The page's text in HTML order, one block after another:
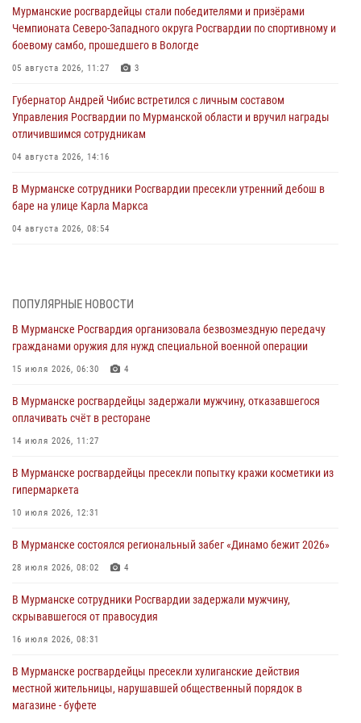
Мурманские росгвардейцы стали победителями и призёрами
Чемпионата Северо-Западного округа Росгвардии по спортивному и
боевому самбо, прошедшего в Вологде
05 августа 2026, 11:27 3
Губернатор Андрей Чибис встретился с личным составом
Управления Росгвардии по Мурманской области и вручил награды
отличившимся сотрудникам
04 августа 2026, 14:16
В Мурманске сотрудники Росгвардии пресекли утренний дебош в
баре на улице Карла Маркса
04 августа 2026, 08:54
03 августа 2026, 12:23 4
Сотрудники вневедомственной охраны Росгвардии пресекли
хулиганские действия дебошира на автозаправочной станции
города Кандалакши
Сотрудники Росгвардии провели инструктаж по
антитеррористической защищенности для членов избирательных
31 июля 2026, 08:48 3
Сотрудники Росгвардии задержали мужчину, не оплатившего счет в
30 июля 2026, 14:09
тактическое занятие совместно с МЧС России
30 июля 2026, 14:05
ПОПУЛЯРНЫЕ НОВОСТИ
В Мурманске Росгвардия организовала безвозмездную передачу
гражданами оружия для нужд специальной военной операции
15 июля 2026, 06:30 4
В Мурманске росгвардейцы задержали мужчину, отказавшегося
оплачивать счёт в ресторане
14 июля 2026, 11:27
В Мурманске росгвардейцы пресекли попытку кражи косметики из
гипермаркета
10 июля 2026, 12:31
В Мурманске состоялся региональный забег «Динамо бежит 2026»
28 июля 2026, 08:02 4
В Мурманске сотрудники Росгвардии задержали мужчину,
скрывавшегося от правосудия
16 июля 2026, 08:31
В Мурманске росгвардейцы пресекли хулиганские действия
местной жительницы, нарушавшей общественный порядок в
магазине - буфете